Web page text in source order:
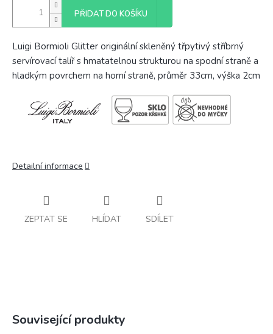
PŘIDAT DO KOŠÍKU
Luigi Bormioli Glitter originální skleněný třpytivý stříbrný
servírovací talíř s hmatatelnou strukturou na spodní straně a
hladkým povrchem na horní straně, průměr 33cm, výška 2cm
Detailní informace
ZEPTAT SE HLÍDAT SDÍLET
Související produkty